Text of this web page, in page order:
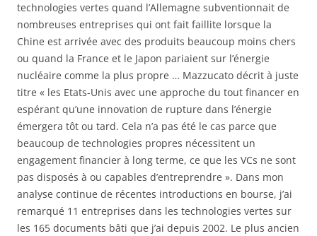
technologies vertes quand l’Allemagne subventionnait de
nombreuses entreprises qui ont fait faillite lorsque la
Chine est arrivée avec des produits beaucoup moins chers
ou quand la France et le Japon pariaient sur l’énergie
nucléaire comme la plus propre … Mazzucato décrit à juste
titre « les Etats-Unis avec une approche du tout financer en
espérant qu’une innovation de rupture dans l’énergie
émergera tôt ou tard. Cela n’a pas été le cas parce que
beaucoup de technologies propres nécessitent un
engagement financier à long terme, ce que les VCs ne sont
pas disposés à ou capables d’entreprendre ». Dans mon
analyse continue de récentes introductions en bourse, j’ai
remarqué 11 entreprises dans les technologies vertes sur
les 165 documents bâti que j’ai depuis 2002. Le plus ancien